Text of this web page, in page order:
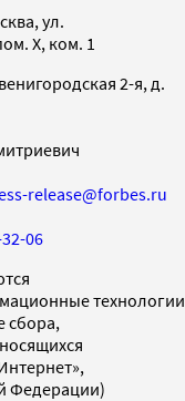
ул.
X, ком. 1
2-я, д.
release@forbes.ru
06
технологии
сбора,
Федерации)